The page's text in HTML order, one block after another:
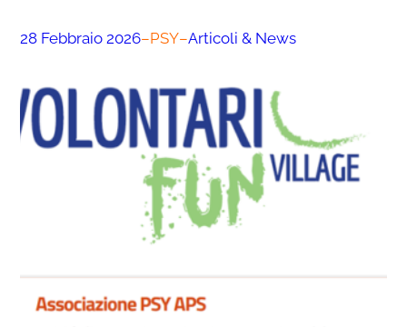
28 Febbraio 2026–PSY–Articoli & News